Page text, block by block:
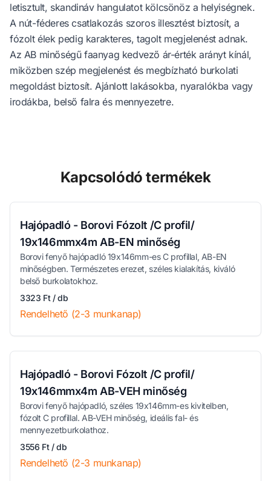
letisztult, skandináv hangulatot kölcsönöz a helyiségnek.
A nút-féderes csatlakozás szoros illesztést biztosít, a
fózolt élek pedig karakteres, tagolt megjelenést adnak.
Az AB minőségű faanyag kedvező ár-érték arányt kínál,
miközben szép megjelenést és megbízható burkolati
megoldást biztosít. Ajánlott lakásokba, nyaralókba vagy
irodákba, belső falra és mennyezetre.
Kapcsolódó termékek
Hajópadló - Borovi Fózolt /C profil/
19x146mmx4m AB-EN minőség
Borovi fenyő hajópadló 19x146mm-es C profillal, AB-EN
minőségben. Természetes erezet, széles kialakítás, kiváló
belső burkolatokhoz.
3323 Ft / db
Rendelhető (2-3 munkanap)
Hajópadló - Borovi Fózolt /C profil/
19x146mmx4m AB-VEH minőség
Borovi fenyő hajópadló, széles 19x146mm-es kivitelben,
fózolt C profillal. AB-VEH minőség, ideális fal- és
mennyezetburkolathoz.
3556 Ft / db
Rendelhető (2-3 munkanap)